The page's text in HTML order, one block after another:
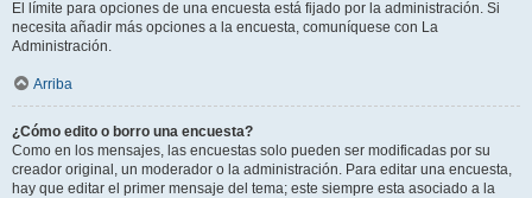
El límite para opciones de una encuesta está fijado por la administración. Si
necesita añadir más opciones a la encuesta, comuníquese con La
Administración.
Arriba
¿Cómo edito o borro una encuesta?
Como en los mensajes, las encuestas solo pueden ser modificadas por su
creador original, un moderador o la administración. Para editar una encuesta,
hay que editar el primer mensaje del tema; este siempre esta asociado a la